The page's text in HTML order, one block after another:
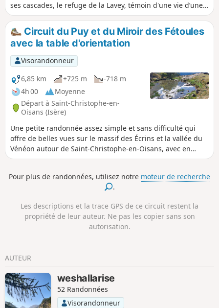
ses cascades, le refuge de la Lavey, témoin d'une vie d’une
vie paysanne montagnarde passée et, dans un site sauvage
d'une très grande beauté, le Lac des Bèches aux eaux
turquoises, dominé par l'Aiguille des Arias et ses immenses
pierriers. De là, le panorama s'étend de l’Aiguille du Plat de
la Selle et de la Dibona au Nord, à la Tête des Fétoules et
l’Aiguille de l’Olan au Sud.
Circuit du Puy et du Miroir des Fétoules
avec la table d'orientation
Visorandonneur
6,85 km
+725 m
-718 m
4h 00
Moyenne
Départ à Saint-Christophe-en-
Oisans (Isère)
Une petite randonnée assez simple et sans difficulté qui
offre de belles vues sur le massif des Écrins et la vallée du
Vénéon autour de Saint-Christophe-en-Oisans, avec en
option une table d'orientation pour mieux se repérer.
Pour plus de randonnées, utilisez notre moteur de recherche
.
Les descriptions et la trace GPS de ce circuit restent la
propriété de leur auteur. Ne pas les copier sans son
autorisation.
AUTEUR
weshallarise
52 Randonnées
Visorandonneur